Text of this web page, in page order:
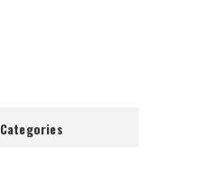
Categories